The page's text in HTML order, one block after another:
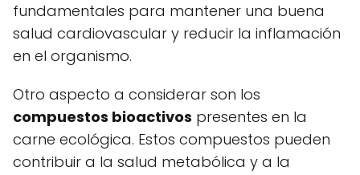
fundamentales para mantener una buena
salud cardiovascular y reducir la inflamación
en el organismo.
Otro aspecto a considerar son los
compuestos bioactivos presentes en la
carne ecológica. Estos compuestos pueden
contribuir a la salud metabólica y a la